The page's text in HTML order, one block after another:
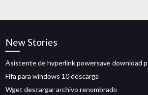
New Stories
Asistente de hyperlink powersave download
Fifa para windows 10 descarga
Wget descargar archivo renombrado